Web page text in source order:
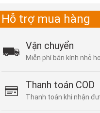
Nhật Bản phủ
Đăng bởi
Điện lực
các chất
Daiichi...
Hỗ trợ mua hàng
Vận chuyển
Miễn phí bán kính nhỏ
Thanh toán COD
Thanh toán khi nhận